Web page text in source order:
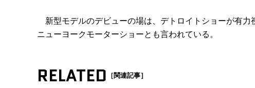
新型モデルのデビューの場は、デトロイトショーが有
ニューヨークモーターショーとも言われている。
RELATED ［関連記事］